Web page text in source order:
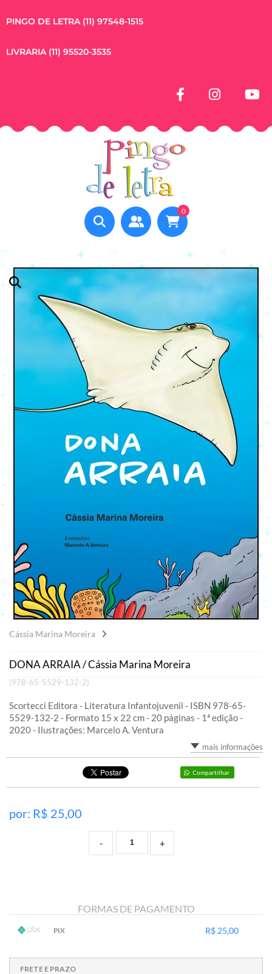
PINGO DE LETRA (11) 97548-1515
LIVRARIA (11) 95520-3535
0
Cássia Marina Moreira
DONA ARRAIA / Cássia Marina Moreira
(978-65-5529-132-2)
Scortecci Editora - Literatura Infantojuvenil - ISBN 978-65-
5529-132-2 - Formato 15 x 22 cm - 20 páginas - 1ª edição -
2020 - Ilustrações: Marcelo A. Ventura
mais informações
Compartilhar
por: R$ 25,00
+
-
FORMAS DE PAGAMENTO
PIX R$ 25,00
..
...
FRETE E PRAZO